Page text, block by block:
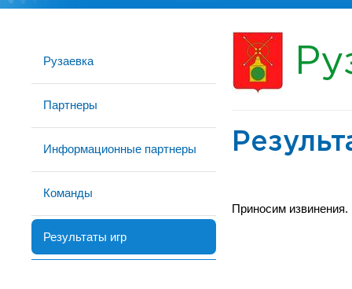
Рузаевка
Партнеры
Информационные партнеры
Команды
Результаты игр
Приносим